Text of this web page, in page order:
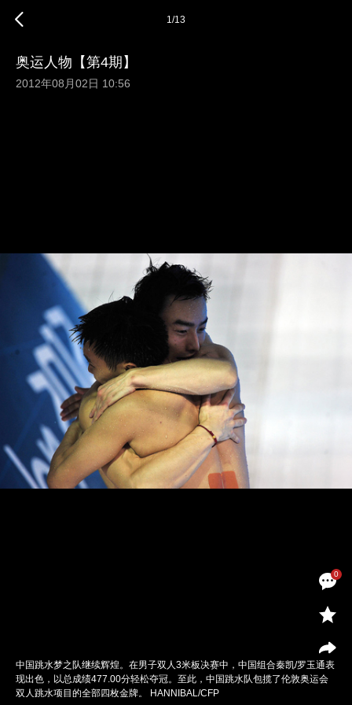
0
1/13
奥运人物【第4期】
2012年08月02日 10:56
中国跳水梦之队继续辉煌。在男子双人3米板决赛中，中国组合秦凯/罗玉通表
现出色，以总成绩477.00分轻松夺冠。至此，中国跳水队包揽了伦敦奥运会
双人跳水项目的全部四枚金牌。 HANNIBAL/CFP